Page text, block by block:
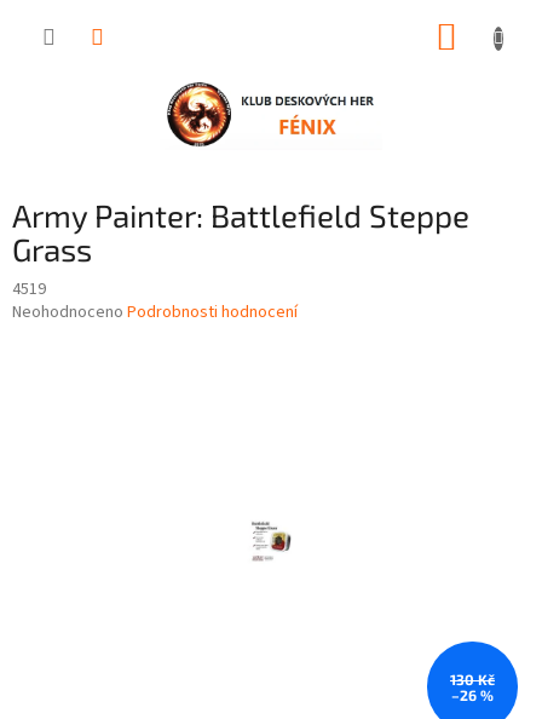
Army Painter: Battlefield Steppe
Grass
4519
Průměrné
Neohodnoceno Podrobnosti hodnocení
130 Kč
–26 %